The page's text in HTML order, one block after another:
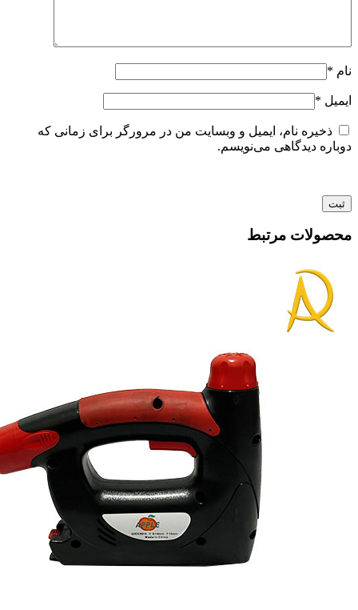
نام *
ایمیل *
ذخیره نام، ایمیل و وبسایت من در مرورگر برای زمانی که
دوباره دیدگاهی می‌نویسم.
محصولات مرتبط